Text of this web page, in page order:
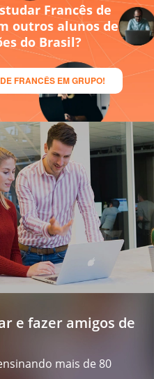
Francês de
outros alunos de
do Brasil?
FRANCÊS EM GRUPO!
e fazer amigos de
mais de 80